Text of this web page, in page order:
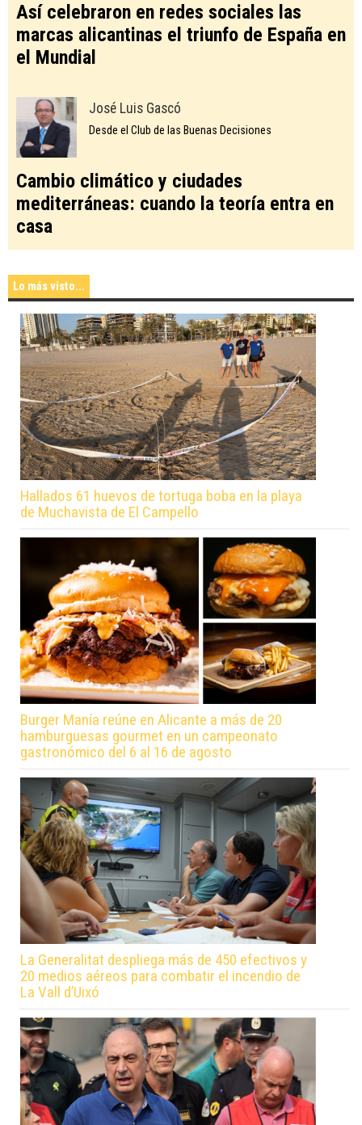
Así celebraron en redes sociales las
marcas alicantinas el triunfo de España en
el Mundial
José Luis Gascó
Desde el Club de las Buenas Decisiones
Cambio climático y ciudades
mediterráneas: cuando la teoría entra en
casa
Lo más visto...
Hallados 61 huevos de tortuga boba en la playa
de Muchavista de El Campello
Burger Manía reúne en Alicante a más de 20
hamburguesas gourmet en un campeonato
gastronómico del 6 al 16 de agosto
La Generalitat despliega más de 450 efectivos y
20 medios aéreos para combatir el incendio de
La Vall d’Uixó